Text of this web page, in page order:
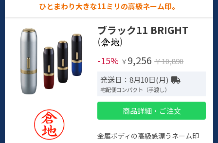
ひとまわり大きな11ミリの高級ネーム印。
ブラック11 BRIGHT
(
)
-15% ￥ 9,256 ￥10,890
発送日：8月10日(月)
宅配便コンパクト（手渡し）
商品詳細・ご注文
金属ボディの高級感漂うネーム印